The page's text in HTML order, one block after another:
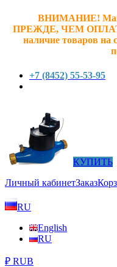
ВНИМАНИЕ!
ПРЕЖДЕ, ЧЕМ
наличие товаров на
+7 (8452) 55-53-95
КУПИТЬ
Личный кабинетЗаказ
RU
English
RU
₽ RUB